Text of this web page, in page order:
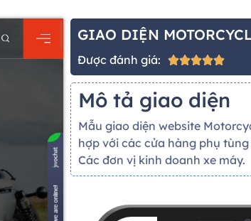
GIAO DIỆN
Được đánh giá: 
Mô tả giao diện
Mẫu giao diện website
hợp với các cửa hàng phụ
Các đơn vị kinh doanh xe máy.